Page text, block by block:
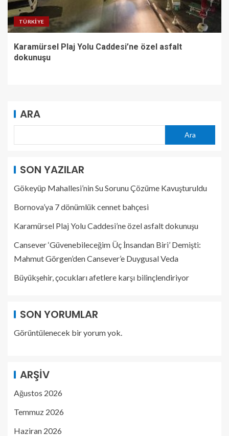
TÜRKIYE
Karamürsel Plaj Yolu Caddesi’ne özel asfalt
dokunuşu
ARA
Ara
SON YAZILAR
Gökeyüp Mahallesi’nin Su Sorunu Çözüme Kavuşturuldu
Bornova’ya 7 dönümlük cennet bahçesi
Karamürsel Plaj Yolu Caddesi’ne özel asfalt dokunuşu
Cansever ‘Güvenebileceğim Üç İnsandan Biri’ Demişti:
Mahmut Görgen’den Cansever’e Duygusal Veda
Büyükşehir, çocukları afetlere karşı bilinçlendiriyor
SON YORUMLAR
Görüntülenecek bir yorum yok.
ARŞIV
Ağustos 2026
Temmuz 2026
Haziran 2026